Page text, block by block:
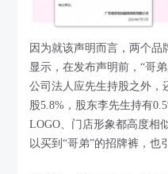
因为就该声明而言，两个品
显示，在发布声明前，“哥
公司法人应先生持股之外，
股5.8%，股东李先生持有
LOGO、门店形象都高度相
以买到“哥弟”的招牌裤，也